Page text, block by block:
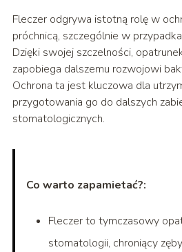
Fleczer odgrywa istotną rolę w
próchnicą, szczególnie w
Dzięki swojej szczelności,
zapobiega dalszemu rozwojowi
Ochrona ta jest kluczowa dla
przygotowania go do dalszych
stomatologicznych.
Co warto zapamietać?:
Fleczer to tymczasowy
stomatologii, chroniący